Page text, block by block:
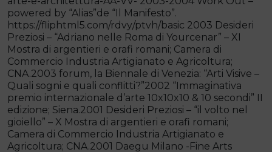
powered by “Alias”de “Il Manifesto”.
https://fliphtml5.com/rdvy/ptvh/basic 2003 Desideri
Preziosi – “Adriano nelle Roma di Yourcenar” – XI
Mostra di argentieri e orafi romani; Camera di
Commercio Industria Artigianato e Agricoltura;
CNA.2003 forum, la Biennale di Venezia: “Arti Visive –
Quali sogni e quali conflitti?”2002 “Immaginativa
premio internazionale d’arte 10x10x10 & 10 secondi” II
edizione; Siena.2001 Desideri Preziosi – “il volto nel
gioiello” – X Mostra di argentieri e orafi romani;
Camera di Commercio Industria Artigianato e
Agricoltura; CNA.2001 Daegu Milano -Fine Arts